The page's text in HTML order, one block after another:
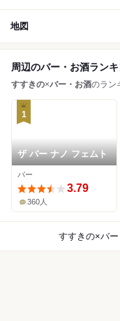
地図
周辺のバー・お酒ラン
すすきの×バー・お酒のラン
1
ザ バー ナノ フェムト
バー
3.79
360人
すすきの×バ